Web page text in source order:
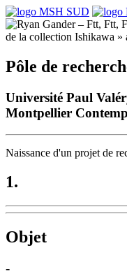
Pôle de
Université Paul
Montpellier
Naissance d'un projet de
1.
Objet
-